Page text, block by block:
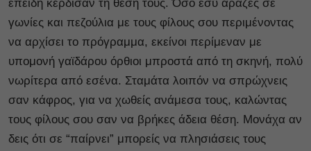
επειδή κέρδισαν τη θέση τους. Όσο εσύ άραζες σε
γωνίες και πεζούλια με τους φίλους σου περιμένοντας
να αρχίσει το πρόγραμμα, εκείνοι περίμεναν με
υπομονή γαϊδάρου όρθιοι μπροστά από τη σκηνή, πολύ
νωρίτερα από εσένα. Σταμάτα λοιπόν να σπρώχνεις
σαν κάφρος, για να χωθείς ανάμεσα τους, καλώντας
τους φίλους σου σαν να βρήκες άδεια θέση. Μονάχα αν
δεις ότι σε “παίρνει” μπορείς να πλησιάσεις τους